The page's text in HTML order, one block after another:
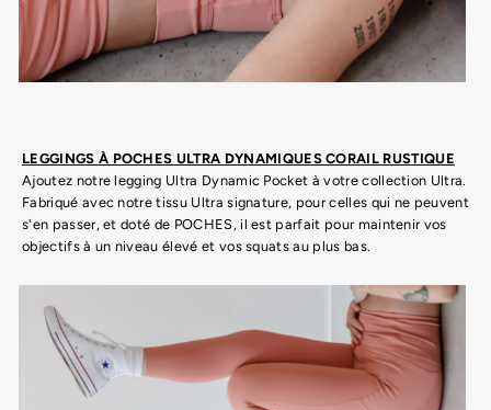
LEGGINGS À POCHES ULTRA DYNAMIQUES CORAIL RUSTIQUE
Ajoutez notre legging Ultra Dynamic Pocket à votre collection Ultra.
Fabriqué avec notre tissu Ultra signature, pour celles qui ne peuvent
s'en passer, et doté de POCHES, il est parfait pour maintenir vos
objectifs à un niveau élevé et vos squats au plus bas.